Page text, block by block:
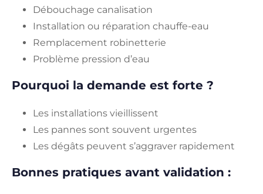
Débouchage canalisation
Installation ou réparation chauffe-eau
Remplacement robinetterie
Problème pression d’eau
Pourquoi la demande est forte ?
Les installations vieillissent
Les pannes sont souvent urgentes
Les dégâts peuvent s’aggraver rapidement
Bonnes pratiques avant validation :